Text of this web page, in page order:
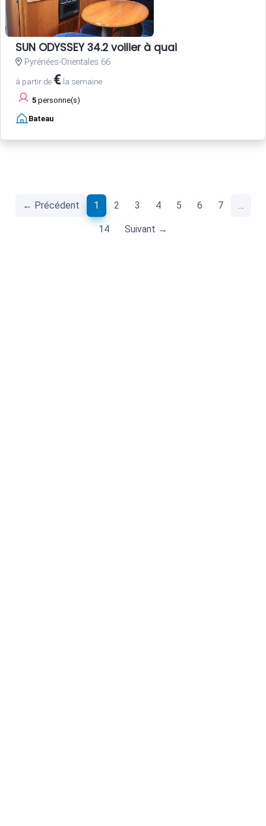
SUN ODYSSEY 34.2 voilier à quai
Pyrénées-Orientales 66
à partir de € la semaine
5 personne(s)
Bateau
← Précédent 1 (current)
2 3 4 5 6 7 …
14 Suivant →